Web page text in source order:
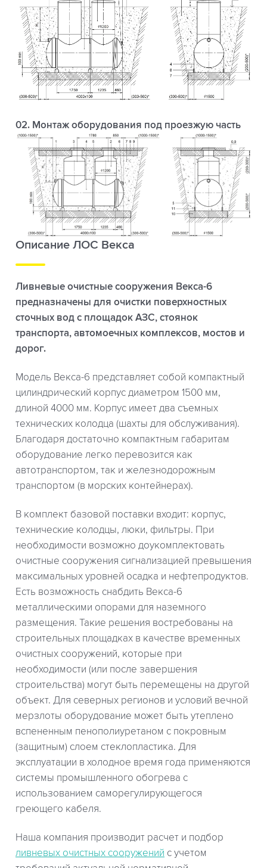
02. Монтаж оборудования под проезжую часть
Описание ЛОС Векса
Ливневые очистные сооружения Векса-6
предназначены для очистки поверхностных
сточных вод с площадок АЗС, стоянок
транспорта, автомоечных комплексов, мостов и
дорог.
Модель Векса-6 представляет собой компактный
цилиндрический корпус диаметром 1500 мм,
длиной 4000 мм. Корпус имеет два съемных
технических колодца (шахты для обслуживания).
Благодаря достаточно компактным габаритам
оборудование легко перевозится как
автотранспортом, так и железнодорожным
транспортом (в морских контейнерах).
В комплект базовой поставки входит: корпус,
технические колодцы, люки, фильтры. При
необходимости возможно доукомплектовать
очистные сооружения сигнализацией превышения
максимальных уровней осадка и нефтепродуктов.
Есть возможность снабдить Векса-6
металлическими опорами для наземного
размещения. Такие решения востребованы на
строительных площадках в качестве временных
очистных сооружений, которые при
необходимости (или после завершения
строительства) могут быть перемещены на другой
объект. Для северных регионов и условий вечной
мерзлоты оборудование может быть утеплено
вспененным пенополиуретаном с покровным
(защитным) слоем стеклопластика. Для
эксплуатации в холодное время года применяются
системы промышленного обогрева с
использованием саморегулирующегося
греющего кабеля.
Наша компания производит расчет и подбор
ливневых очистных сооружений с учетом